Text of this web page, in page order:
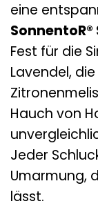
eine
Fest für die
Lavendel,
Hauch von
Jeder
Umarmung,
lässt.